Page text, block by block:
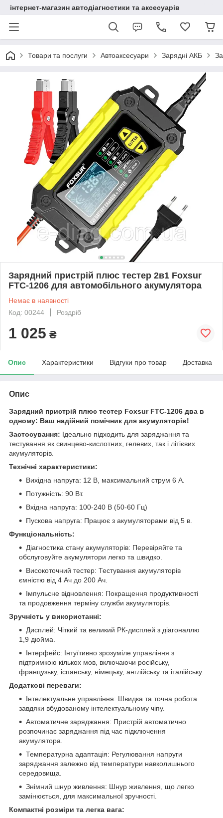
інтернет-магазин автодіагностики та аксесуарів
Товари та послуги Автоаксесуари Зарядні АКБ
Зарядний пристрій плюс тестер 2в1 Foxsur
FTC-1206 для автомобільного акумулятора
Немає в наявності
Код: 00244
Роздріб
1 025 ₴
Опис Характеристики Відгуки про товар Доставка
Опис
Зарядний пристрій плюс тестер Foxsur FTC-1206 два в
одному: Ваш надійний помічник для акумуляторів!
Застосування: Ідеально підходить для заряджання та
тестування як свинцево-кислотних, гелевих, так і літієвих
акумуляторів.
Технічні характеристики:
Вихідна напруга: 12 В, максимальний струм 6 А.
Потужність: 90 Вт.
Вхідна напруга: 100-240 В (50-60 Гц)
Пускова напруга: Працює з акумуляторами від 5 в.
Функціональність:
Діагностика стану акумуляторів: Перевіряйте та
обслуговуйте акумулятори легко та швидко.
Високоточний тестер: Тестування акумуляторів
ємністю від 4 Ач до 200 Ач.
Імпульсне відновлення: Покращення продуктивності
та продовження терміну служби акумуляторів.
Зручність у використанні:
Дисплей: Чіткий та великий РК-дисплей з діагоналлю
1,9 дюйма.
Інтерфейс: Інтуїтивно зрозуміле управління з
підтримкою кількох мов, включаючи російську,
французьку, іспанську, німецьку, англійську та італійську.
Додаткові переваги:
Інтелектуальне управління: Швидка та точна робота
завдяки вбудованому інтелектуальному чіпу.
Автоматичне заряджання: Пристрій автоматично
розпочинає заряджання під час підключення
акумулятора.
Температурна адаптація: Регулювання напруги
заряджання залежно від температури навколишнього
середовища.
Знімний шнур живлення: Шнур живлення, що легко
замінюється, для максимальної зручності.
Компактні розміри та легка вага: